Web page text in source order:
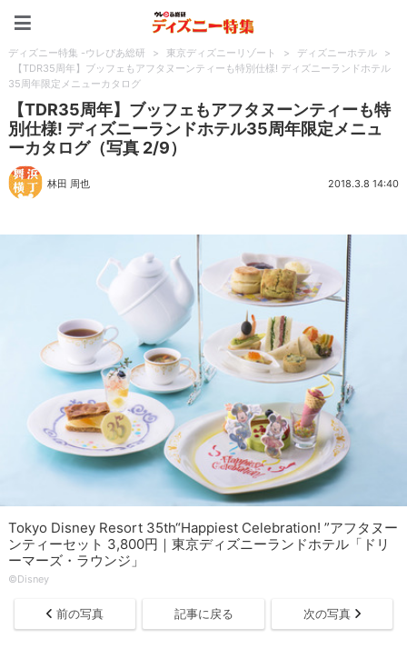
ディズニー特集 -ウレぴあ総研 > 東京ディズニーリゾート > ディズニーホテル
>
【TDR35周年】ブッフェもアフタヌーンティーも特別仕様! ディズニーランドホテル
35周年限定メニューカタログ
【TDR35周年】ブッフェもアフタヌーンティーも特
別仕様! ディズニーランドホテル35周年限定メニュ
ーカタログ（写真 2/9）
林田 周也 2018.3.8 14:40
Tokyo Disney Resort 35th“Happiest Celebration! ”アフタヌー
ンティーセット 3,800円｜東京ディズニーランドホテル「ドリ
ーマーズ・ラウンジ」
©︎Disney
前の写真 記事に戻る 次の写真